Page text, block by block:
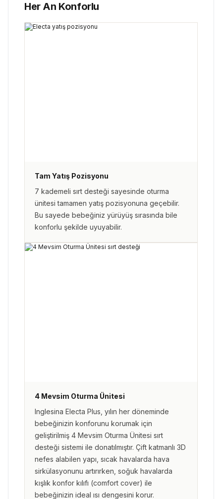
Her An Konforlu
Tam Yatış Pozisyonu
7 kademeli sırt desteği sayesinde oturma
ünitesi tamamen yatış pozisyonuna geçebilir.
Bu sayede bebeğiniz yürüyüş sırasında bile
konforlu şekilde uyuyabilir.
4 Mevsim Oturma Ünitesi
Inglesina Electa Plus, yılın her döneminde
bebeğinizin konforunu korumak için
geliştirilmiş 4 Mevsim Oturma Ünitesi sırt
desteği sistemi ile donatılmıştır. Çift katmanlı 3D
nefes alabilen yapı, sıcak havalarda hava
sirkülasyonunu artırırken, soğuk havalarda
kışlık konfor kılıfı (comfort cover) ile
bebeğinizin ideal ısı dengesini korur.